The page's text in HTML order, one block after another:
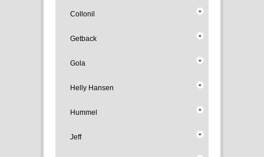
Collonil
Getback
Gola
Helly Hansen
Hummel
Jeff